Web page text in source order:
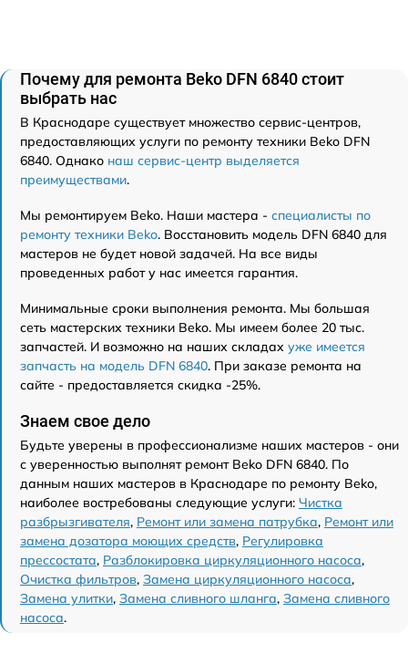
Почему для ремонта Beko DFN 6840 стоит
выбрать нас
В Краснодаре существует множество сервис-центров,
предоставляющих услуги по ремонту техники Beko DFN
6840. Однако наш сервис-центр выделяется
преимуществами.
Мы ремонтируем Beko. Наши мастера - специалисты по
ремонту техники Beko. Восстановить модель DFN 6840 для
мастеров не будет новой задачей. На все виды
проведенных работ у нас имеется гарантия.
Минимальные сроки выполнения ремонта. Мы большая
сеть мастерских техники Beko. Мы имеем более 20 тыс.
запчастей. И возможно на наших складах уже имеется
запчасть на модель DFN 6840. При заказе ремонта на
сайте - предоставляется скидка -25%.
Знаем свое дело
Будьте уверены в профессионализме наших мастеров - они
с уверенностью выполнят ремонт Beko DFN 6840. По
данным наших мастеров в Краснодаре по ремонту Beko,
наиболее востребованы следующие услуги: Чистка
разбрызгивателя, Ремонт или замена патрубка, Ремонт или
замена дозатора моющих средств, Регулировка
прессостата, Разблокировка циркуляционного насоса,
Очистка фильтров, Замена циркуляционного насоса,
Замена улитки, Замена сливного шланга, Замена сливного
насоса.